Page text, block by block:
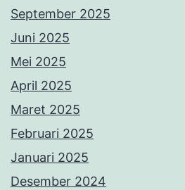
September 2025
Juni 2025
Mei 2025
April 2025
Maret 2025
Februari 2025
Januari 2025
Desember 2024